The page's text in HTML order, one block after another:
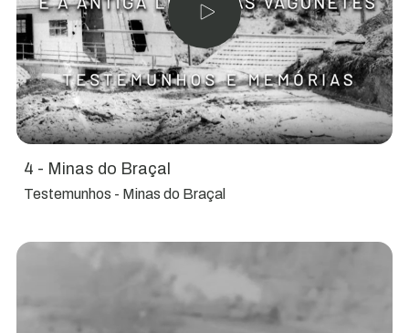
4 - Minas do Braçal
Testemunhos - Minas do Braçal